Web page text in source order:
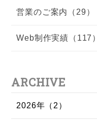
営業のご案内（29）
Web制作実績（117）
ARCHIVE
2026年（2）